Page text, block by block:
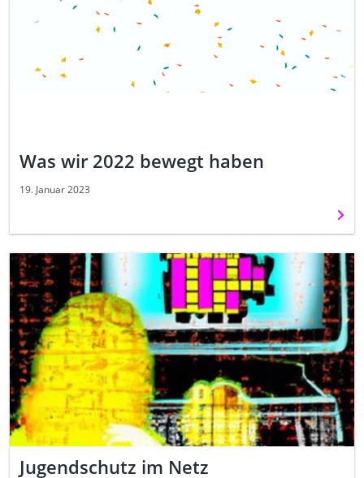
Was wir 2022 bewegt haben
19. Januar 2023
Jugendschutz im Netz